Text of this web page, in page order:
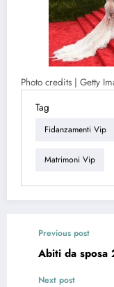
Photo credits | Getty
Tag
Fidanzamenti Vip
Matrimoni Vip
Previous post
Abiti da sposa
Next post